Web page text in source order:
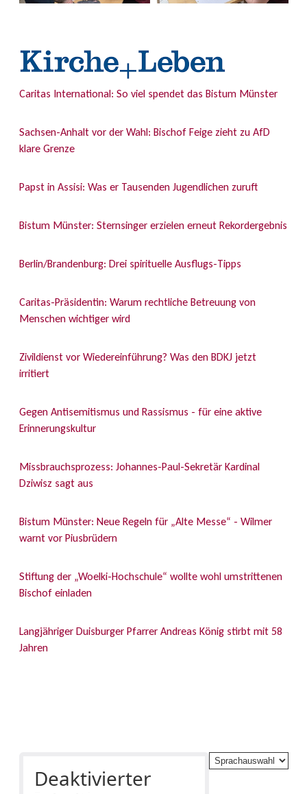
Caritas International: So viel spendet das Bistum Münster
Sachsen-Anhalt vor der Wahl: Bischof Feige zieht zu AfD
klare Grenze
Papst in Assisi: Was er Tausenden Jugendlichen zuruft
Bistum Münster: Sternsinger erzielen erneut Rekordergebnis
Berlin/Brandenburg: Drei spirituelle Ausflugs-Tipps
Caritas-Präsidentin: Warum rechtliche Betreuung von
Menschen wichtiger wird
Zivildienst vor Wiedereinführung? Was den BDKJ jetzt
irritiert
Gegen Antisemitismus und Rassismus - für eine aktive
Erinnerungskultur
Missbrauchsprozess: Johannes-Paul-Sekretär Kardinal
Dziwisz sagt aus
Bistum Münster: Neue Regeln für „Alte Messe“ - Wilmer
warnt vor Piusbrüdern
Stiftung der „Woelki-Hochschule“ wollte wohl umstrittenen
Bischof einladen
Langjähriger Duisburger Pfarrer Andreas König stirbt mit 58
Jahren
Deaktivierter